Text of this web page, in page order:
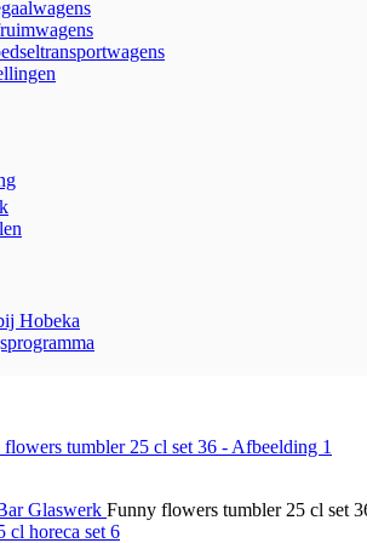
Hobeka
Glaswerk Funny flowers tumbler 25 cl set